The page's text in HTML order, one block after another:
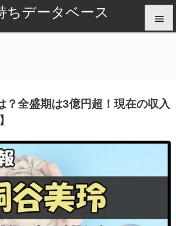
ちデータベース 


？全盛期は3億円超！現在の収入